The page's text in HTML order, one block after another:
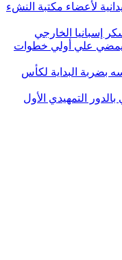
لأعضاء مكتبة النشء
إسبانيا الخارجي
نجم شباب الاتحاد السكندري 2007 يمضي علي أولي خطوات
بضربة البداية لكأس
التمهيدي الأول